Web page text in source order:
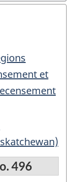
et
496